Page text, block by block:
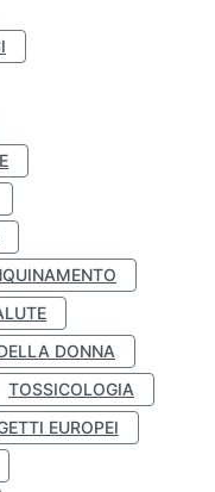
DONNA
TOSSICOLOGIA
EUROPEI